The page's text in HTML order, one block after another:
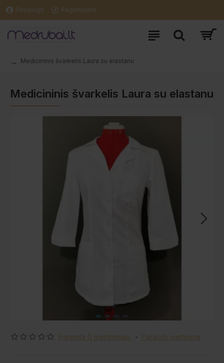
Prisijungti Registruotis
Medicininis švarkelis Laura su elastanu
Medicininis švarkelis Laura su elastanu
Paremta 0 įvertinimais. - Parašyti įvertinimą